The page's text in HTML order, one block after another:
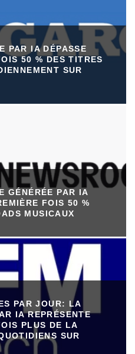
PAR IA DÉPASSE
50 % DES TITRES
SUR
GÉNÉRÉE PAR IA
FOIS 50 %
MUSICAUX
PAR JOUR: LA
IA REPRÉSENTE
PLUS DE LA
SUR